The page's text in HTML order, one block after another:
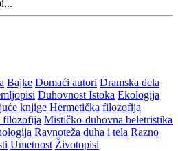
Bajke Domaći autori Dramska dela
Duhovnost Istoka Ekologija
knjige Hermetička filozofija
filozofija Mističko-duhovna beletristika
Ravnoteža duha i tela Razno
Umetnost Životopisi